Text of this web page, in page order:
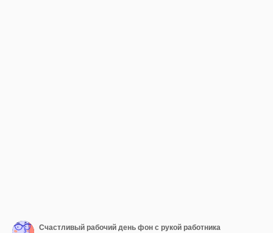
Счастливый рабочий день фон с рукой работника